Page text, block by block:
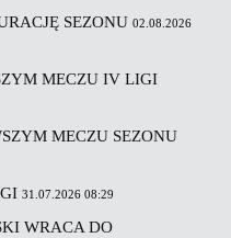
SEZONU 02.08.2026
MECZU IV LIGI
MECZU SEZONU
31.07.2026 08:29
WRACA DO